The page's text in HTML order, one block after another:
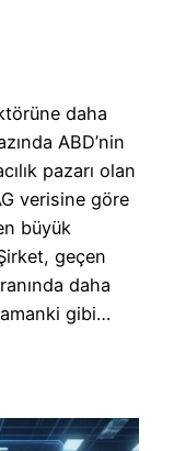
daha
ABD’nin
pazarı olan
verisine göre
büyük
geçen
daha
gibi…